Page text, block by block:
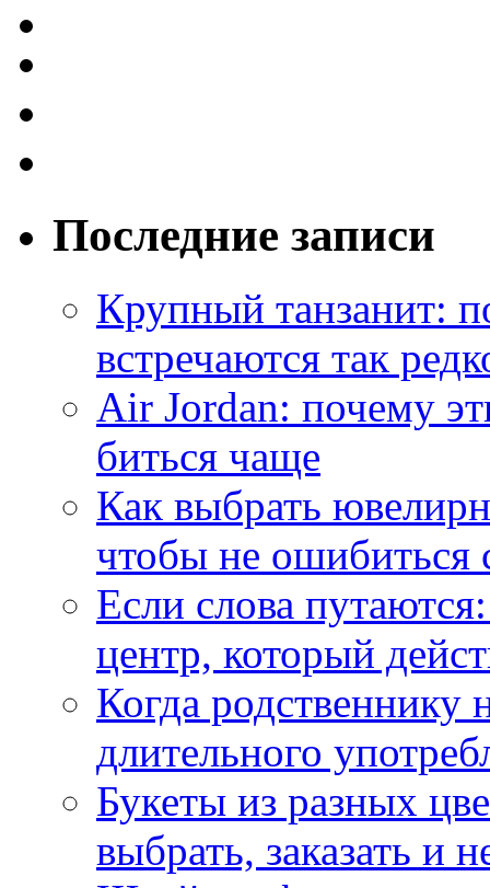
Последние записи
Крупный танзанит:
встречаются так
Air Jordan: почему
биться чаще
Как выбрать
чтобы не ошибиться
Если слова
центр, который
Когда
длительного
Букеты из разных
выбрать, заказать и